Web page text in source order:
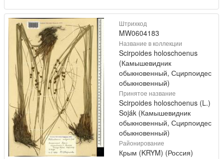
Штрихкод
MW0604183
Название в коллекции
Scirpoides holoschoenus
(Камышевидник
обыкновенный, Сцирпоидес
обыкновенный)
Принятое название
Scirpoides holoschoenus (L.)
Soják (Камышевидник
обыкновенный, Сцирпоидес
обыкновенный)
Районирование
Крым (KRYM) (Россия)